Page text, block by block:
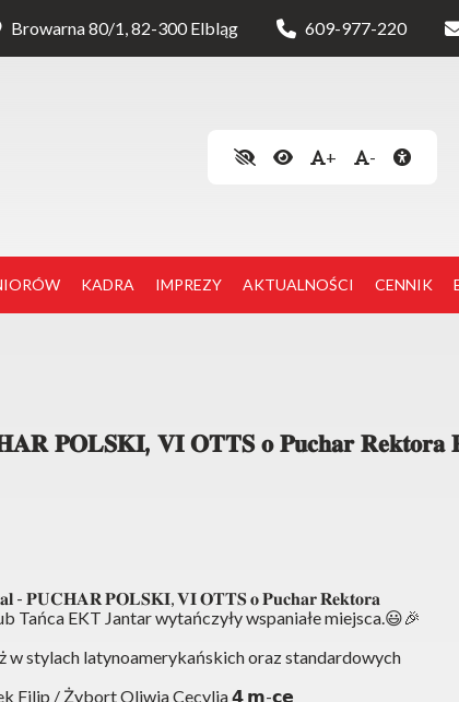
Browarna 80/1, 82-300 Elbląg 609-977-220
+ -
KADRA IMPREZY AKTUALNOŚCI CENNIK
𝐏𝐎𝐋𝐒𝐊𝐈, 𝐕𝐈 𝐎𝐓𝐓𝐒 𝐨 𝐏𝐮𝐜𝐡𝐚𝐫 𝐑𝐞𝐤𝐭𝐨𝐫𝐚
- 𝐏𝐔𝐂𝐇𝐀𝐑 𝐏𝐎𝐋𝐒𝐊𝐈, 𝐕𝐈 𝐎𝐓𝐓𝐒 𝐨 𝐏𝐮𝐜𝐡𝐚𝐫 𝐑𝐞𝐤𝐭𝐨𝐫𝐚
Tańca EKT Jantar wytańczyły wspaniałe miejsca.😃🎉
w stylach latynoamerykańskich oraz standardowych
Filip / Żybort Oliwia Cecylia 𝟰 𝗺-𝗰𝗲